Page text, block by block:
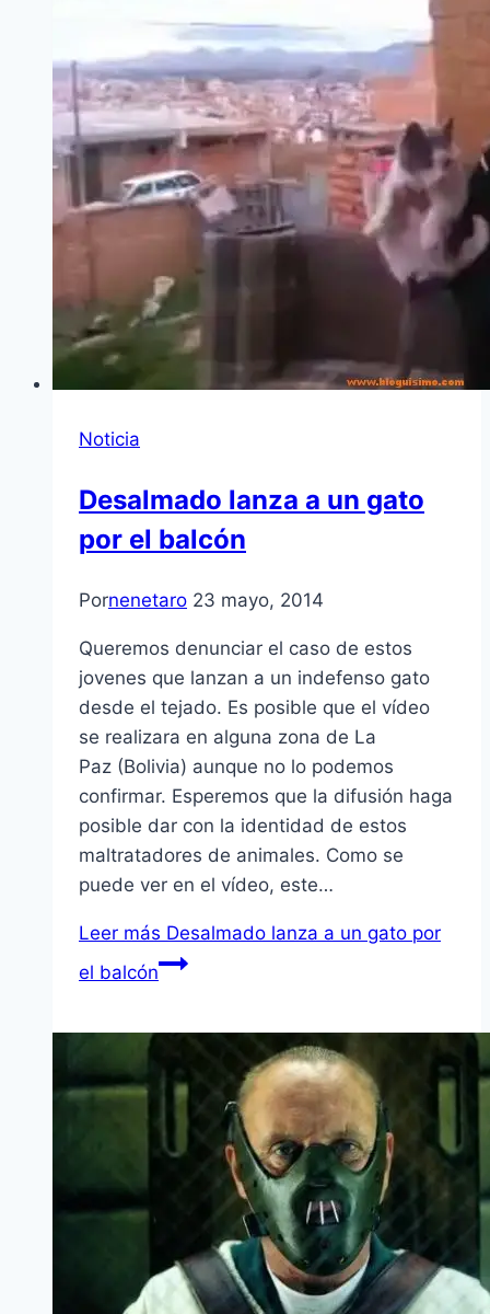
Noticia
Desalmado lanza a un gato
por el balcón
Pornenetaro 23 mayo, 2014
Queremos denunciar el caso de estos
jovenes que lanzan a un indefenso gato
desde el tejado. Es posible que el vídeo
se realizara en alguna zona de La
Paz (Bolivia) aunque no lo podemos
confirmar. Esperemos que la difusión haga
posible dar con la identidad de estos
maltratadores de animales. Como se
puede ver en el vídeo, este…
Leer más Desalmado lanza a un gato por
el balcón